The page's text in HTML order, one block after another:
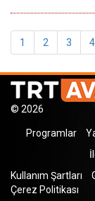
1 2 3 4
© 2026
Programlar
Kullanım Şartları
Çerez Politikası